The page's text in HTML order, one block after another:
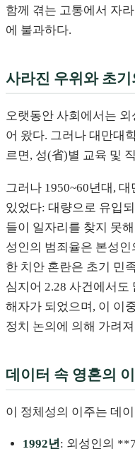
함께 겪는 고통에서 자
에 불과하다.
사라진 우위와 초
오랫동안 사회에서는
어 왔다. 그러나 대만대
르면, 성(省)별 교육 및
그러나 1950~60년대,
있었다: 대량으로 유입
들이 일자리를 찾지 못
성인의 범죄율은 본성
한 치안 혼란은 초기 민
심지어 2.28 사건에서도
해자가 되었으며, 이 이
정치 논의에 의해 가려
데이터 속 영혼의
이 정체성의 이주는 데
1992년: 외성인의